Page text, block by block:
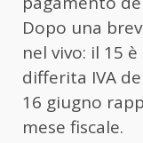
Dopo una
nel vivo: il 15
differita IVA
16 giugno
mese fiscale.